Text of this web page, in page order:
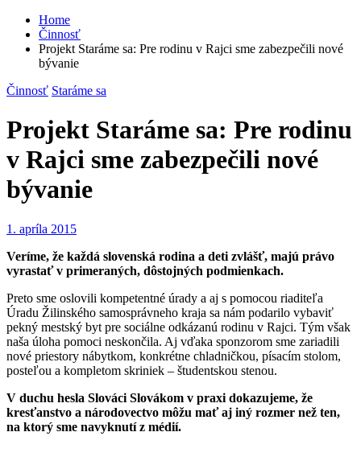
Home
Činnosť
Projekt Staráme sa: Pre rodinu v Rajci sme zabezpečili nové
bývanie
Činnosť Staráme sa
Projekt Staráme sa: Pre rodinu
v Rajci sme zabezpečili nové
bývanie
1. apríla 2015
Veríme, že každá slovenská rodina a deti zvlášť, majú právo
vyrastať v primeraných, dôstojných podmienkach.
Preto sme oslovili kompetentné úrady a aj s pomocou riaditeľa
Úradu Žilinského samosprávneho kraja sa nám podarilo vybaviť
pekný mestský byt pre sociálne odkázanú rodinu v Rajci. Tým však
naša úloha pomoci neskončila. Aj vďaka sponzorom sme zariadili
nové priestory nábytkom, konkrétne chladničkou, písacím stolom,
posteľou a kompletom skriniek – študentskou stenou.
V duchu hesla Slováci Slovákom v praxi dokazujeme, že
kresťanstvo a národovectvo môžu mať aj iný rozmer než ten,
na ktorý sme navyknutí z médií.